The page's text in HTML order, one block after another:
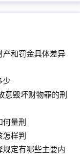
产和罚金具体差异
少
意毁坏财物罪的刑
量刑
样判
定有哪些主要内